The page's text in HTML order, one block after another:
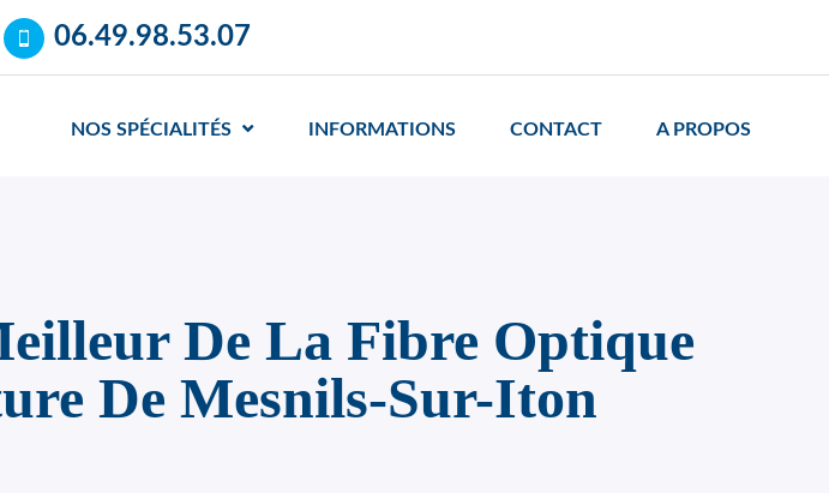
06.49.98.53.07
NOS SPÉCIALITÉS INFORMATIONS CONTACT A PROPOS
De La Fibre Optique
De Mesnils-Sur-Iton